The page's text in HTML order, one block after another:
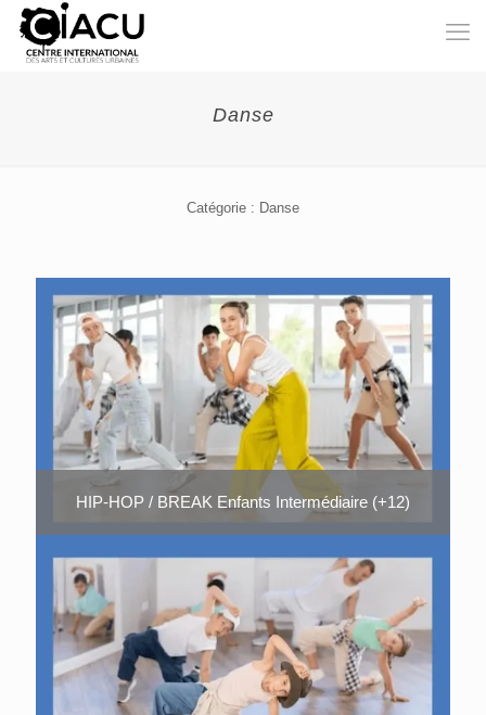
Danse
Catégorie : Danse
HIP-HOP / BREAK Enfants Intermédiaire (+12)